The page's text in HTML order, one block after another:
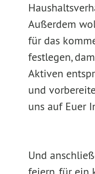
Außerdem
für das
festlegen,
Aktiven
und
uns auf Euer
Und